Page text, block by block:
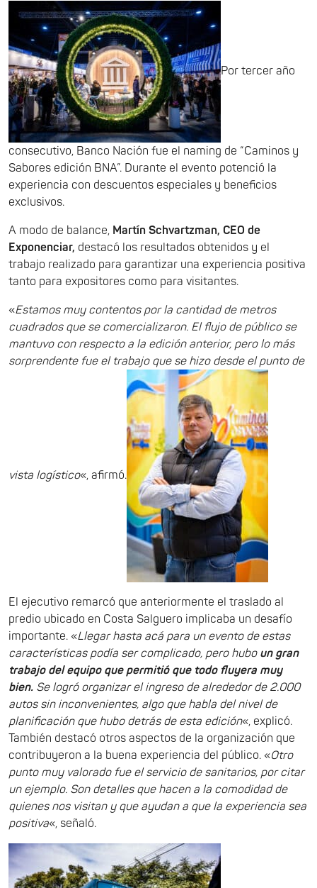
Por tercer año
consecutivo, Banco Nación fue el naming de “Caminos y
Sabores edición BNA”. Durante el evento potenció la
experiencia con descuentos especiales y beneficios
exclusivos.
A modo de balance, Martín Schvartzman, CEO de
Exponenciar, destacó los resultados obtenidos y el
trabajo realizado para garantizar una experiencia positiva
tanto para expositores como para visitantes.
«Estamos muy contentos por la cantidad de metros
cuadrados que se comercializaron. El flujo de público se
mantuvo con respecto a la edición anterior, pero lo más
sorprendente fue el trabajo que se hizo desde el punto de
vista logístico«, afirmó.
El ejecutivo remarcó que anteriormente el traslado al
predio ubicado en Costa Salguero implicaba un desafío
importante. «Llegar hasta acá para un evento de estas
características podía ser complicado, pero hubo un gran
trabajo del equipo que permitió que todo fluyera muy
bien. Se logró organizar el ingreso de alrededor de 2.000
autos sin inconvenientes, algo que habla del nivel de
planificación que hubo detrás de esta edición«, explicó.
También destacó otros aspectos de la organización que
contribuyeron a la buena experiencia del público. «Otro
punto muy valorado fue el servicio de sanitarios, por citar
un ejemplo. Son detalles que hacen a la comodidad de
quienes nos visitan y que ayudan a que la experiencia sea
positiva«, señaló.